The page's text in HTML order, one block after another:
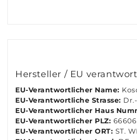
Hersteller / EU
EU-Verantwortlicher Name:
EU-Verantwortliche Strasse:
EU-Verantwortlicher Haus
EU-Verantwortlicher PLZ: 66606
EU-Verantwortlicher ORT: ST.